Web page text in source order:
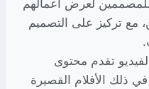
لعرض أعمالهم
مع تركيز على التصميم
تقدم محتوى
ذلك الأفلام القصيرة